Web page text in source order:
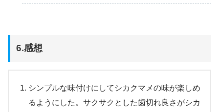
6.感想
シンプルな味付けにしてシカクマメの味が楽しめ
るようにした。サクサクとした歯切れ良さがシカ